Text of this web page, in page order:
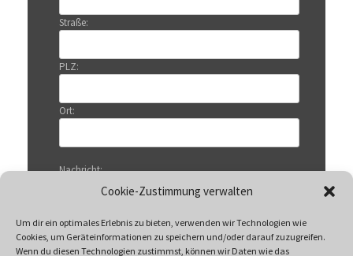
Cookie-Zustimmung verwalten
Um dir ein optimales Erlebnis zu bieten, verwenden wir Technologien wie
Cookies, um Geräteinformationen zu speichern und/oder darauf zuzugreifen.
Wenn du diesen Technologien zustimmst, können wir Daten wie das
Straße:
PLZ:
Ort:
Nachricht: